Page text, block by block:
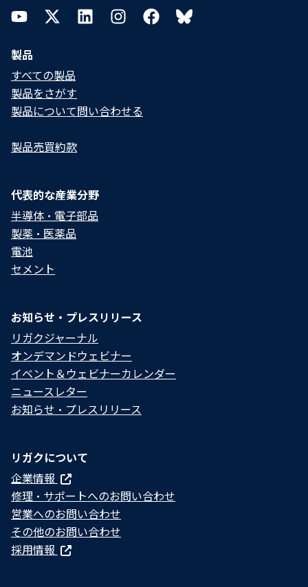
YouTubeTwitterLinkedInInstagramFacebookBluesky
製品
すべての製品
製品をさがす
製品について問い合わせる​
製品売買約款
代表的な産業分野
半導体・電子部品
製薬・医薬品
電池
セメント
お知らせ・プレスリリース
リガクジャーナル
オンデマンドウェビナー
イベント＆ウェビナーカレンダー
ニュースレター
お知らせ・プレスリリース
リガクについて
企業情報
修理・サポートへのお問い合わせ
営業へのお問い合わせ
その他のお問い合わせ
採用情報